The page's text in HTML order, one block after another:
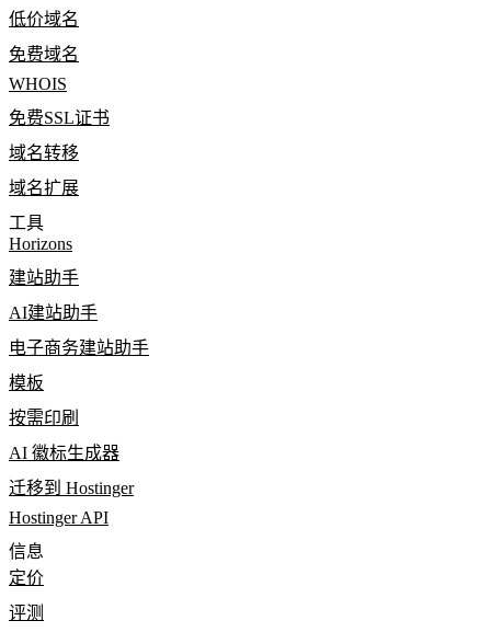
低价域名
免费域名
WHOIS
免费SSL证书
域名转移
域名扩展
工具
Horizons
建站助手
AI建站助手
电子商务建站助手
模板
按需印刷
AI 徽标生成器
迁移到 Hostinger
Hostinger API
信息
定价
评测